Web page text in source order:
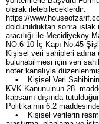
olarak iletebileceklerdir:
https://
doldurulduktan sonra ıslak
aracılığı ile Mecidiyeköy
NO:6-10 İç Kapı No:45
Kişisel veri sahipleri
bulunabilmesi için veri
noter kanalıyla
• Kişisel Veri Sahibinin
KVK Kanunu’nun 28.
kapsamı dışında
Politika’nın 6.2
• Kişisel verilerin resmi